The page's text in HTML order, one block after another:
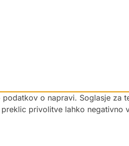
o napravi. Soglasje za
privolitve lahko negativno